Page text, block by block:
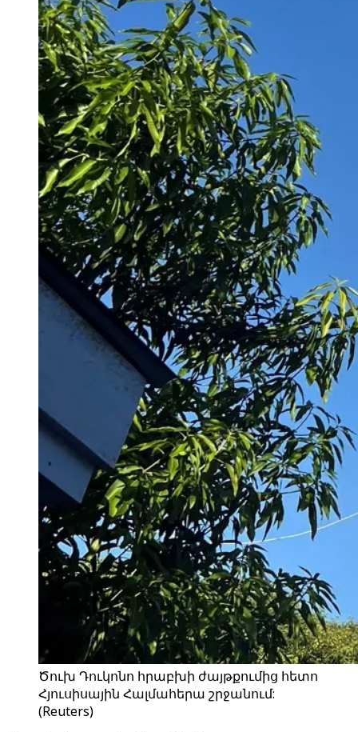
Ծուխ Դուկոնո հրաբխի ժայթքումից հետո
Հյուսիսային Հալմահերա շրջանում:
(Reuters)